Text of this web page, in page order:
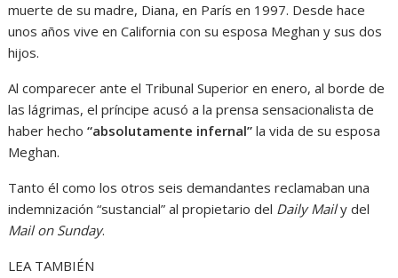
muerte de su madre, Diana, en París en 1997. Desde hace
unos años vive en California con su esposa Meghan y sus dos
hijos.
Al comparecer ante el Tribunal Superior en enero, al borde de
las lágrimas, el príncipe acusó a la prensa sensacionalista de
haber hecho“absolutamente infernal” la vida de su esposa
Meghan.
Tanto él como los otros seis demandantes reclamaban una
indemnización “sustancial” al propietario del Daily Maily del
Mail on Sunday.
LEA TAMBIÉN